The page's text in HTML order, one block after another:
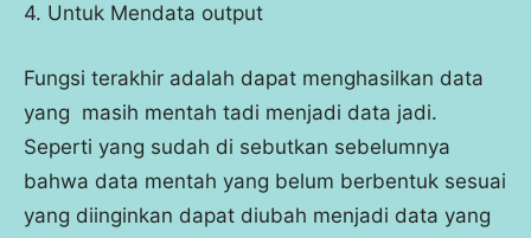
4. Untuk Mendata output
Fungsi terakhir adalah dapat menghasilkan data
yang masih mentah tadi menjadi data jadi.
Seperti yang sudah di sebutkan sebelumnya
bahwa data mentah yang belum berbentuk sesuai
yang diinginkan dapat diubah menjadi data yang